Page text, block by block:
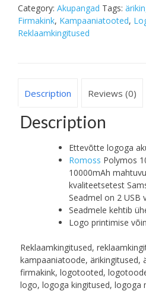
Category: Akupangad Tags:
Firmakink, Kampaaniatooted,
Reklaamkingitused
Description Reviews (0)
Description
Ettevõtte logoga
Romoss Polymos
10000mAh
kvaliteetsetest
Seadmel on 2 USB
Seadmele kehtib
Logo printimise
Reklaamkingitused,
kampaaniatoode, ärikingitused,
firmakink, logotooted,
logo, logoga kingitused, logoga